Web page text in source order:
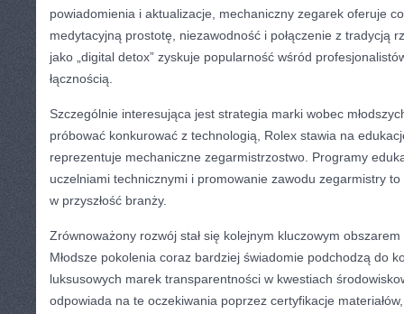
powiadomienia i aktualizacje, mechaniczny zegarek oferuje
medytacyjną prostotę, niezawodność i połączenie z tradycją
jako „digital detox” zyskuje popularność wśród
łącznością.
Szczególnie interesująca jest strategia marki wobec
próbować konkurować z technologią, Rolex stawia na
reprezentuje mechaniczne zegarmistrzostwo. Programy
uczelniami technicznymi i promowanie zawodu zegarmistry to
w przyszłość branży.
Zrównoważony rozwój stał się kolejnym kluczowym obszarem
Młodsze pokolenia coraz bardziej świadomie podchodzą do
luksusowych marek transparentności w kwestiach
odpowiada na te oczekiwania poprzez certyfikacje